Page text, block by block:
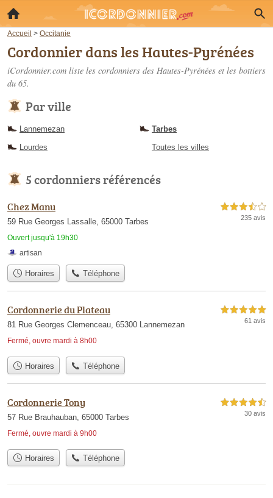
Accueil > Occitanie
Cordonnier dans les Hautes-Pyrénées
iCordonnier.com liste les cordonniers des Hautes-Pyrénées et les bottiers
du 65.
Par ville
Lannemezan
Lourdes
Tarbes
Toutes les villes
5 cordonniers référencés
Chez Manu
59 Rue Georges Lassalle, 65000 Tarbes
Ouvert jusqu'à 19h30
3,5 étoiles sur 5
235 avis
artisan
Horaires Téléphone
Cordonnerie du Plateau
81 Rue Georges Clemenceau, 65300 Lannemezan
Fermé, ouvre mardi à 8h00
5,0 étoiles sur 5
61 avis
Horaires Téléphone
Cordonnerie Tony
57 Rue Brauhauban, 65000 Tarbes
Fermé, ouvre mardi à 9h00
4,5 étoiles sur 5
30 avis
Horaires Téléphone